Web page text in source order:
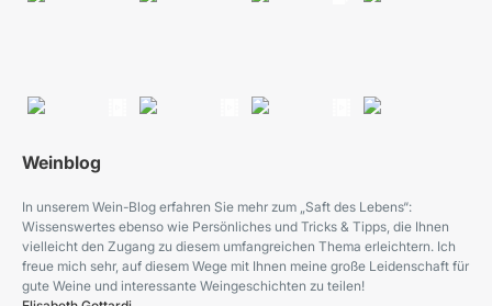
Weinblog
In unserem Wein-Blog erfahren Sie mehr zum „Saft des Lebens“:
Wissenswertes ebenso wie Persönliches und Tricks & Tipps, die Ihnen
vielleicht den Zugang zu diesem umfangreichen Thema erleichtern. Ich
freue mich sehr, auf diesem Wege mit Ihnen meine große Leidenschaft für
gute Weine und interessante Weingeschichten zu teilen!